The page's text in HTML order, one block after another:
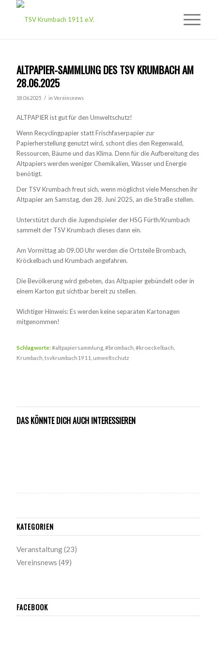
ALTPAPIER-SAMMLUNG DES TSV KRUMBACH AM
28.06.2025
18.06.2025 / in Vereinsnews
ALTPAPIER ist gut für den Umweltschutz!
Wenn Recyclingpapier statt Frischfaserpapier zur
Papierherstellung genutzt wird, schont dies den Regenwald,
Ressourcen, Bäume und das Klima. Denn für die Aufbereitung des
Altpapiers werden weniger Chemikalien, Wasser und Energie
benötigt.
Der TSV Krumbach freut sich, wenn möglichst viele Menschen ihr
Altpapier am Samstag, den 28. Juni 2025, an die Straße stellen.
Unterstützt durch die Jugendspieler der HSG Fürth/Krumbach
sammelt der TSV Krumbach dieses dann ein.
Am Vormittag ab 09.00 Uhr werden die Ortsteile Brombach,
Kröckelbach und Krumbach angefahren.
Die Bevölkerung wird gebeten, das Altpapier gebündelt oder in
einem Karton gut sichtbar bereit zu stellen.
Wichtiger Hinweis: Es werden keine separaten Kartonagen
mitgenommen!
Schlagworte:#altpapiersammlung, #brombach #kroeckelbach
Krumbach tsvkrumbach1911 umweltschutz
DAS KÖNNTE DICH AUCH INTERESSIEREN
KATEGORIEN
Veranstaltung(23)
Vereinsnews (49)
FACEBOOK